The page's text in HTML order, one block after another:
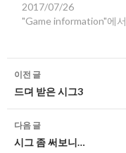
2017/07/26
"Game information"에서
글
네
비
게
이전 글
드뎌 받은 시그3
다음 글
시그 좀 써보니…